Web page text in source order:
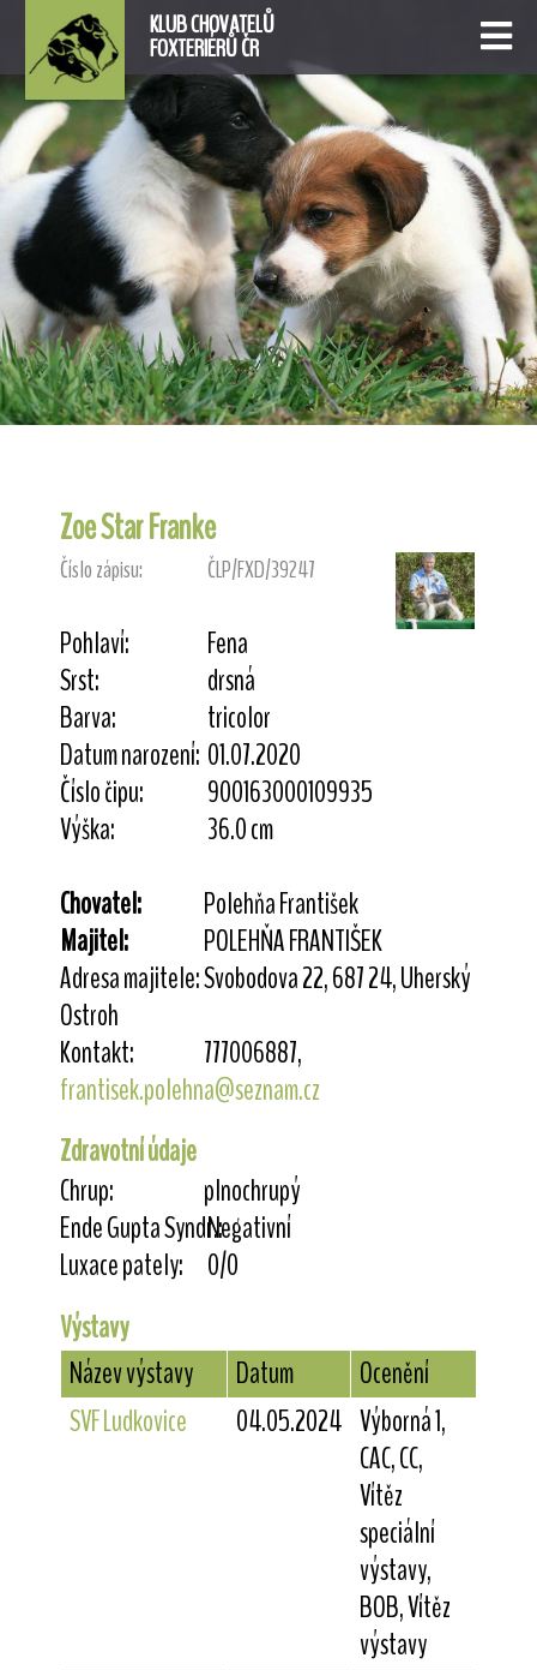
KLUB CHOVATELŮ
FOXTERIÉRŮ ČR
Zoe Star Franke
Číslo zápisu: ČLP/FXD/39247
Pohlaví:
Fena
Srst:
drsná
Barva:
tricolor
Datum narození: 01.07.2020
Číslo čipu:
900163000109935
Výška:
36.0 cm
Chovatel:
Polehňa František
Majitel:
POLEHŇA FRANTIŠEK
Adresa majitele:Svobodova 22, 687 24, Uherský
Ostroh
Kontakt:
777006887,
frantisek.polehna@seznam.cz
Zdravotní údaje
Chrup:
plnochrupý
Ende Gupta Syndr.:Negativní
Luxace pately:
0/0
Výstavy
Název výstavy
Datum
Ocenění
SVF Ludkovice
04.05.2024 Výborná 1,
CAC, CC,
Vítěz
speciální
výstavy,
BOB, Vítěz
výstavy